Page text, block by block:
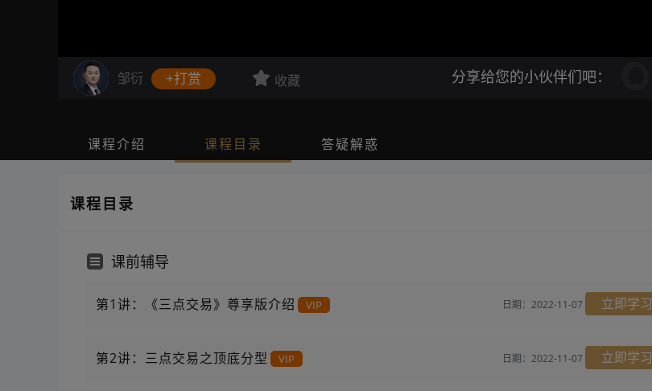
邹衍 +打赏 收藏 分享给您的小伙伴们吧：
课程介绍 课程目录 答疑解惑
课程目录
课前辅导
第1讲：《三点交易》尊享版介绍 VIP 日期：2022-11-07 立即学习
第2讲：三点交易之顶底分型 VIP 日期：2022-11-07 立即学习